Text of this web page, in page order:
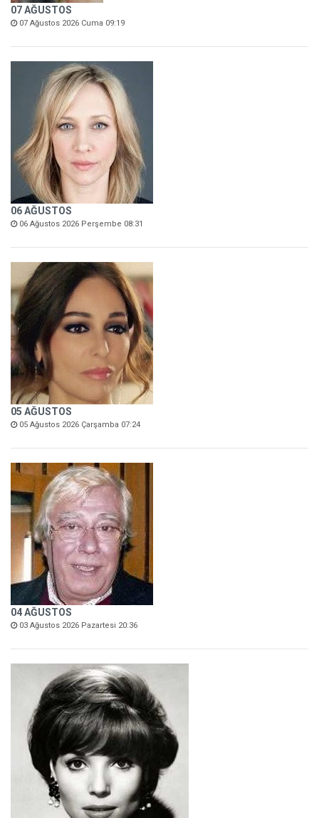
07 AĞUSTOS
07 Ağustos 2026 Cuma 09:19
06 AĞUSTOS
06 Ağustos 2026 Perşembe 08:31
05 AĞUSTOS
05 Ağustos 2026 Çarşamba 07:24
04 AĞUSTOS
03 Ağustos 2026 Pazartesi 20:36